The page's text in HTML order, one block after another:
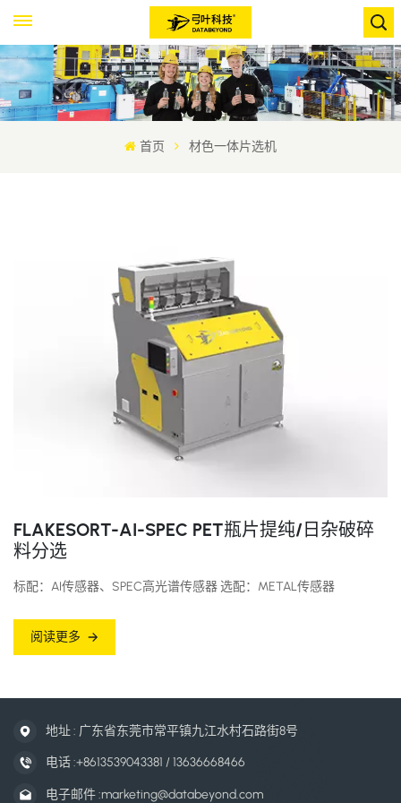
首页 材色一体片选机
FLAKESORT-AI-SPEC PET瓶片提纯/日杂破碎
料分选
标配：AI传感器、SPEC高光谱传感器 选配：METAL传感器
阅读更多
地址 : 广东省东莞市常平镇九江水村石路街8号
电话 :+8613539043381 / 13636668466
电子邮件 :marketing@databeyond.com